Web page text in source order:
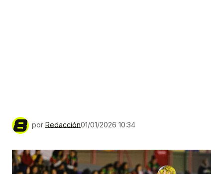
por Redacción01/01/2026 10:34